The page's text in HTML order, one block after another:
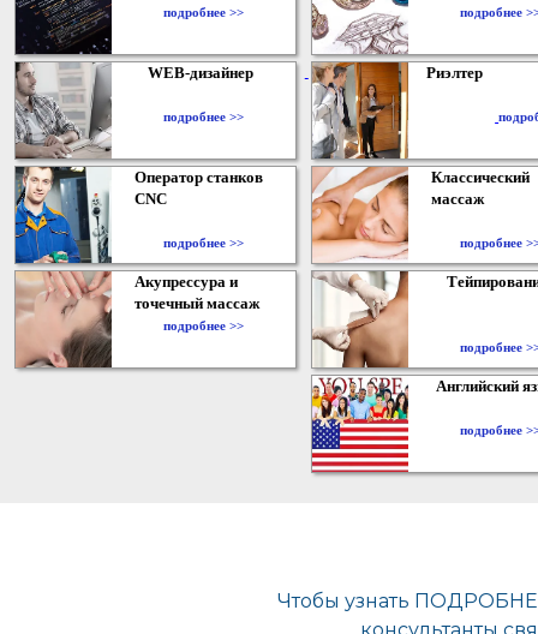
подробнее >> подробнее
WEB-дизайнер
подробнее >>
Риэлтер
Оператор станков
CNC
подробнее >>
Классический
массаж
подробнее
Акупрессура и
точечный массаж
подробнее >>
подробнее
Английский
подробнее